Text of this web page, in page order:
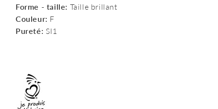
Forme - taille: Taille brillant
Couleur: F
Pureté: SI1